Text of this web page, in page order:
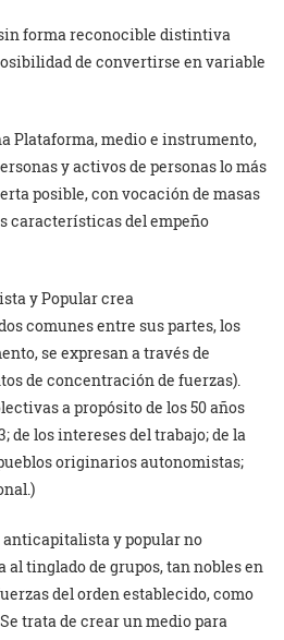
forma reconocible distintiva
de convertirse en variable
Plataforma, medio e instrumento,
y activos de personas lo más
posible, con vocación de masas
características del empeño
y Popular crea
comunes entre sus partes, los
se expresan a través de
de concentración de fuerzas).
a propósito de los 50 años
de los intereses del trabajo; de la
originarios autonomistas;
y popular no
tinglado de grupos, tan nobles en
del orden establecido, como
trata de crear un medio para